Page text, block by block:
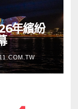
年繽紛